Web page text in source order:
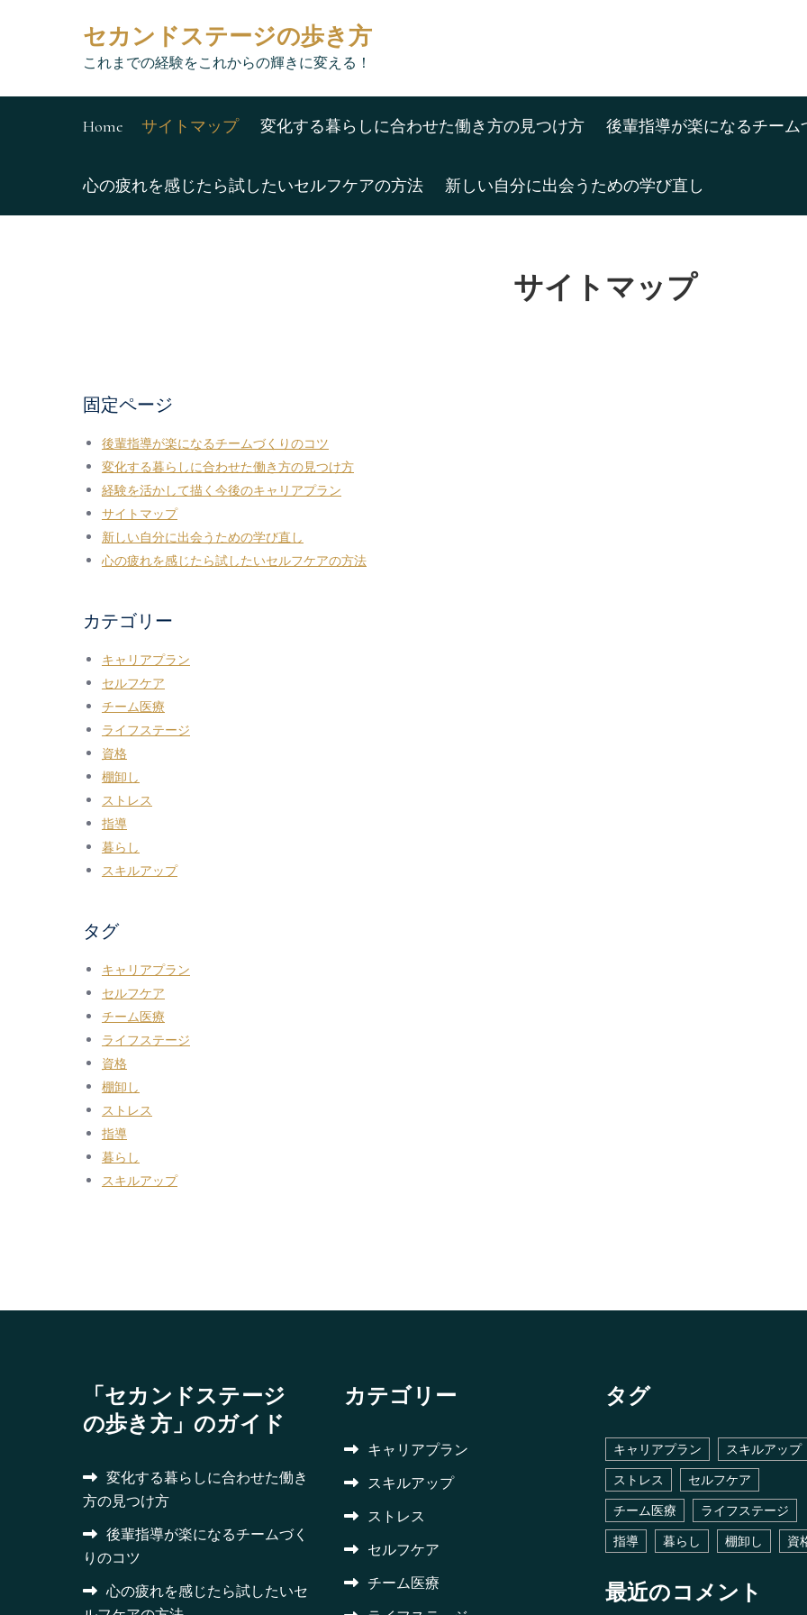
セカンドステージの歩き方
これまでの経験をこれからの輝きに変える！
Home サイトマップ 変化する暮らしに合わせた働き方の見つけ方 後輩指導が楽になるチーム
心の疲れを感じたら試したいセルフケアの方法 新しい自分に出会うための学び直し
サイトマップ
固定ページ
後輩指導が楽になるチームづくりのコツ
変化する暮らしに合わせた働き方の見つけ方
経験を活かして描く今後のキャリアプラン
サイトマップ
新しい自分に出会うための学び直し
心の疲れを感じたら試したいセルフケアの方法
カテゴリー
キャリアプラン
セルフケア
チーム医療
ライフステージ
資格
棚卸し
ストレス
指導
暮らし
スキルアップ
タグ
キャリアプラン
セルフケア
チーム医療
ライフステージ
資格
棚卸し
ストレス
指導
暮らし
スキルアップ
「セカンドステージ
の歩き方」のガイド
変化する暮らしに合わせた働き
方の見つけ方
後輩指導が楽になるチームづく
りのコツ
心の疲れを感じたら試したいセ
カテゴリー
キャリアプラン
スキルアップ
ストレス
セルフケア
チーム医療
タグ
キャリアプラン
スキルアップ
ストレス
セルフケア
チーム医療
ライフステージ
指導
暮らし 棚卸し 資
最近のコメント